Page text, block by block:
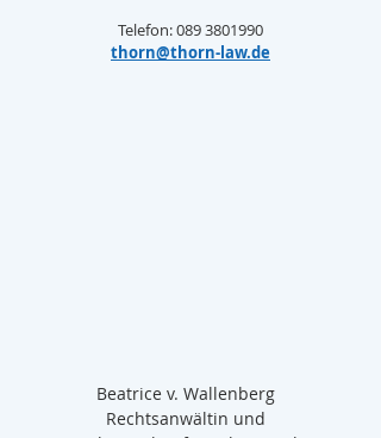
Telefon: 089 3801990
thorn@thorn-law.de
Beatrice v. Wallenberg
Rechtsanwältin und